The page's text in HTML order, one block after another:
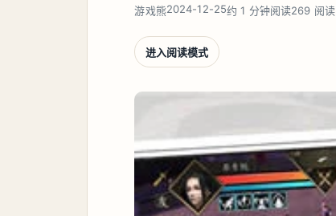
游戏熊2024-12-25约 1 分钟阅读269 阅读
进入阅读模式